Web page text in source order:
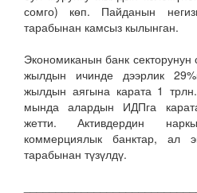
сомго) көп. Пайданын
тарабынан камсыз кылынган.
Экономиканын банк
жылдын ичинде дээрлик
жылдын аягына карата 1
мында алардын ИДПга
жетти. Активдердин
коммерциялык банктар, ал
тарабынан түзүлдү.